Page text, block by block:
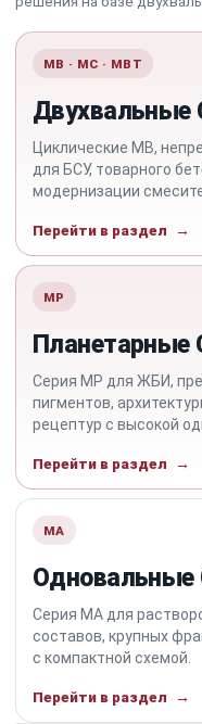
MB · MC · MBT
Двухвальные
Циклические MB,
для БСУ, товарного
модернизации
Перейти в раздел
MP
Планетарные
Серия MP для ЖБИ,
пигментов,
рецептур с высокой
Перейти в раздел
MA
Одновальные
Серия MA для
составов, крупных
с компактной схемой.
Перейти в раздел